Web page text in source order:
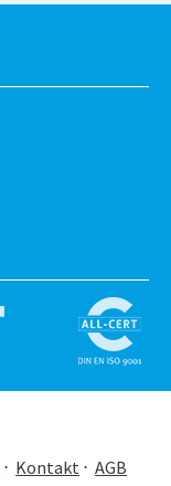
Kontakt AGB